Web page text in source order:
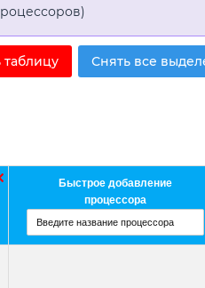
таблицу Снять все
Быстрое добавление
процессора